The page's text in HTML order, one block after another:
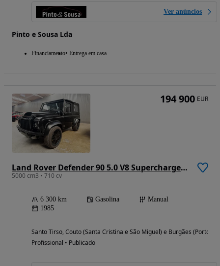
Ver anúncios
Pinto e Sousa Lda
Financiamento Entrega em casa
Land Rover Defender 90 5.0 V8 Supercharged Coyote Soft Top Cabrio
5000 cm3 • 710 cv
6 300 km Gasolina
Manual
1985
Santo Tirso, Couto (Santa Cristina e São Miguel) e Burgães (Porto)
Profissional • Publicado
194 900 EUR